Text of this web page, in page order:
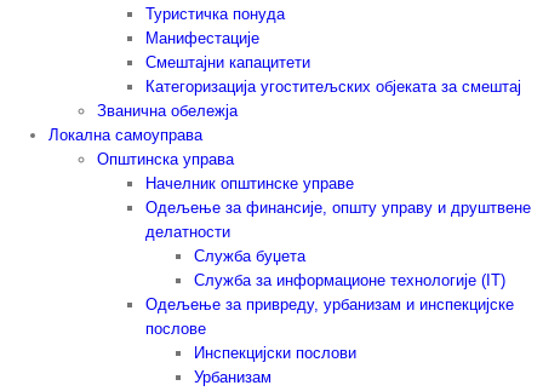
Туристичка понуда
Манифестације
Смештајни капацитети
Категоризација угоститељских објеката за смештај
Званична обележја
Локална самоуправа
Општинска управа
Начелник општинске управе
Одељење за финансије, општу управу и друштвене
делатности
Служба буџета
Служба за информационе технологије (IT)
Одељење за привреду, урбанизам и инспекцијске
послове
Инспекцијски послови
Урбанизам